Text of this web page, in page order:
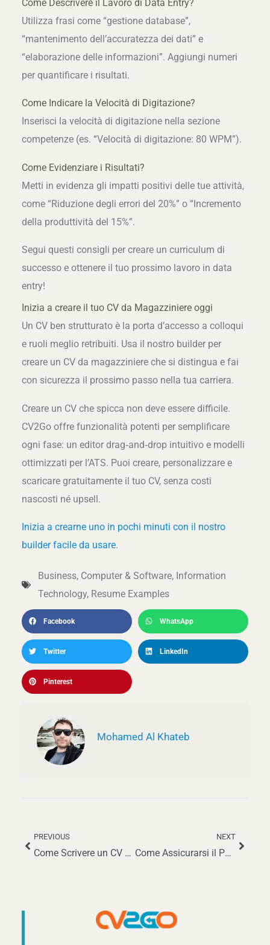
Come Descrivere il Lavoro di Data Entry?
Utilizza frasi come “gestione database”,
“mantenimento dell’accuratezza dei dati” e
“elaborazione delle informazioni”. Aggiungi numeri
per quantificare i risultati.
Come Indicare la Velocità di Digitazione?
Inserisci la velocità di digitazione nella sezione
competenze (es. “Velocità di digitazione: 80 WPM”).
Come Evidenziare i Risultati?
Metti in evidenza gli impatti positivi delle tue attività,
come “Riduzione degli errori del 20%” o “Incremento
della produttività del 15%”.
Segui questi consigli per creare un curriculum di
successo e ottenere il tuo prossimo lavoro in data
entry!
Inizia a creare il tuo CV da Magazziniere oggi
Un CV ben strutturato è la porta d’accesso a colloqui
e ruoli meglio retribuiti. Usa il nostro builder per
creare un CV da magazziniere che si distingua e fai
con sicurezza il prossimo passo nella tua carriera.
Creare un CV che spicca non deve essere difficile.
CV2Go offre funzionalità potenti per semplificare
ogni fase: un editor drag‑and‑drop intuitivo e modelli
ottimizzati per l’ATS. Puoi creare, personalizzare e
scaricare gratuitamente il tuo CV, senza costi
nascosti né upsell.
Inizia a crearne uno in pochi minuti con il nostro
builder facile da usare.
Business, Computer & Software, Information
Technology, Resume Examples
Facebook WhatsApp
Twitter LinkedIn
Pinterest
Mohamed Al Khateb
Precedente
PREVIOUS
Come Scrivere un CV Vincente da Business Analyst Entry-Level
NEXT
Come Assicurarsi il Perfetto Tirocinio Aziendale come Studente Universitario nel 2025